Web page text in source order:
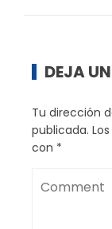
DEJA
Tu dirección
publicada.
con *